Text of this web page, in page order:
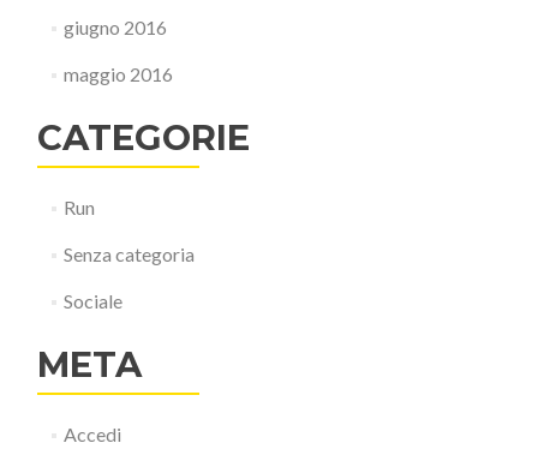
giugno 2016
maggio 2016
CATEGORIE
Run
Senza categoria
Sociale
META
Accedi